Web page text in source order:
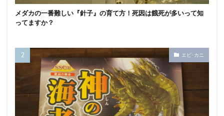
メダカの一番難しい『針子』の育て方！死因は餓死が多いって知
ってますか？
エビ･カニ